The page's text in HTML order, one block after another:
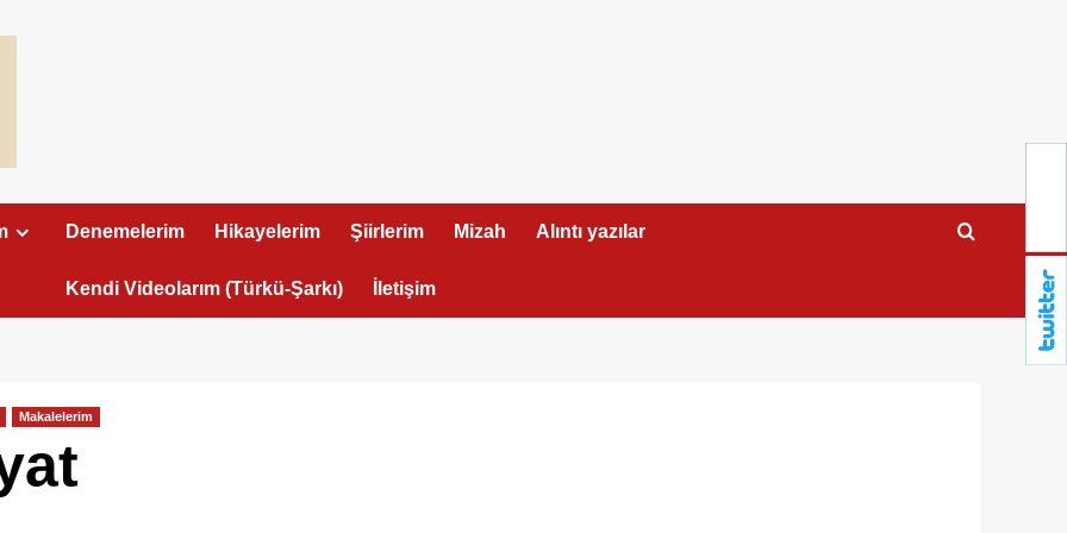
Denemelerim Hikayelerim Şiirlerim Mizah Alıntı yazılar
Kendi Videolarım (Türkü-Şarkı) İletişim
Makalelerim